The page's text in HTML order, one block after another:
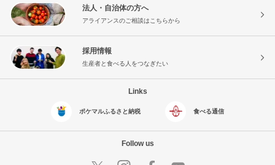
法人・自治体の方へ
アライアンスのご相談はこちらから
採用情報
生産者と食べる人をつなぎたい
Links
ポケマルふるさと納税 食べる通信
Follow us